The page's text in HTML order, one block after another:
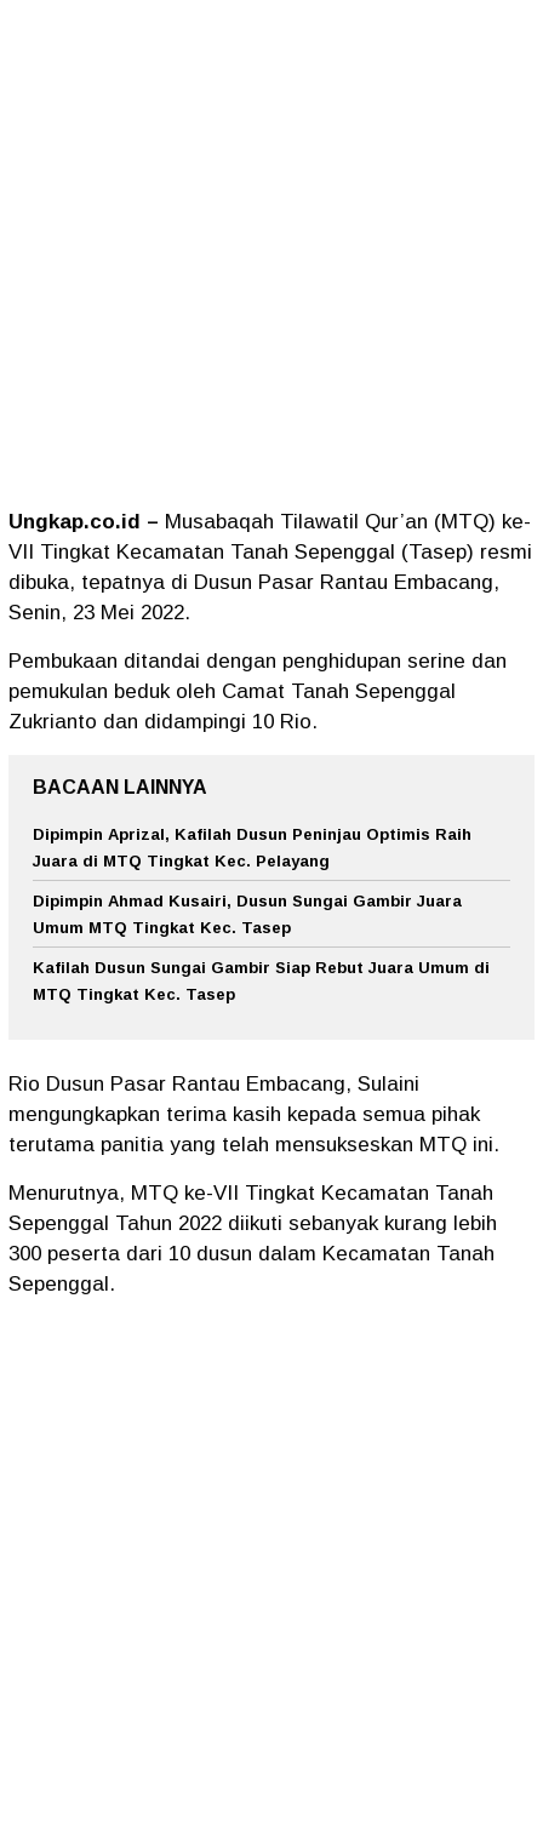
Ungkap.co.id – Musabaqah Tilawatil Qur’an (MTQ) ke-
VII Tingkat Kecamatan Tanah Sepenggal (Tasep) resmi
dibuka, tepatnya di Dusun Pasar Rantau Embacang,
Senin, 23 Mei 2022.
Pembukaan ditandai dengan penghidupan serine dan
pemukulan beduk oleh Camat Tanah Sepenggal
Zukrianto dan didampingi 10 Rio.
BACAAN LAINNYA
Dipimpin Aprizal, Kafilah Dusun Peninjau Optimis Raih
Juara di MTQ Tingkat Kec. Pelayang
Dipimpin Ahmad Kusairi, Dusun Sungai Gambir Juara
Umum MTQ Tingkat Kec. Tasep
Kafilah Dusun Sungai Gambir Siap Rebut Juara Umum di
MTQ Tingkat Kec. Tasep
Rio Dusun Pasar Rantau Embacang, Sulaini
mengungkapkan terima kasih kepada semua pihak
terutama panitia yang telah mensukseskan MTQ ini.
Menurutnya, MTQ ke-VII Tingkat Kecamatan Tanah
Sepenggal Tahun 2022 diikuti sebanyak kurang lebih
300 peserta dari 10 dusun dalam Kecamatan Tanah
Sepenggal.